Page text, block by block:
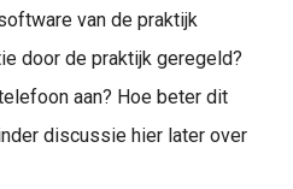
van de praktijk
door de praktijk geregeld?
aan? Hoe beter dit
discussie hier later over